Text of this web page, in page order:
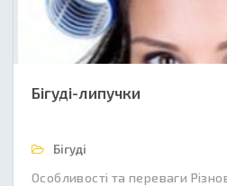
Бігуді-липучки
Бігуді
Особливості та переваги